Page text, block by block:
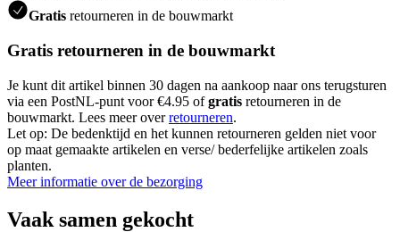
Gratis retourneren in de bouwmarkt
Gratis retourneren in de bouwmarkt
Je kunt dit artikel binnen 30 dagen na aankoop naar ons terugsturen
via een PostNL-punt voor €4.95 ofgratis retourneren in de
bouwmarkt. Lees meer overretourneren.
Let op: De bedenktijd en het kunnen retourneren gelden niet voor
op maat gemaakte artikelen en verse/ bederfelijke artikelen zoals
planten.
Meer informatie over de bezorging
Vaak samen gekocht